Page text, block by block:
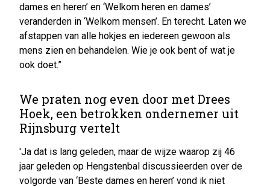
dames en heren’ en ‘Welkom heren en dames’
veranderden in ‘Welkom mensen’. En terecht. Laten we
afstappen van alle hokjes en iedereen gewoon als
mens zien en behandelen. Wie je ook bent of wat je
ook doet.”
We praten nog even door met Drees
Hoek, een betrokken ondernemer uit
Rijnsburg vertelt
'Ja dat is lang geleden, maar de wijze waarop zij 46
jaar geleden op Hengstenbal discussieerden over de
volgorde van ‘Beste dames en heren’ vond ik niet